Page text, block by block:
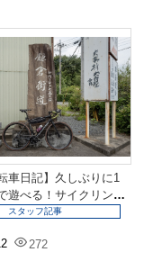
車日記】久しぶりに1
遊べる！サイクリング
う！
272
スタッフ記事